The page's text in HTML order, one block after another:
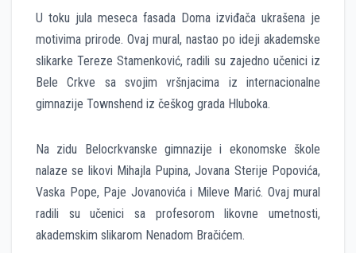
U toku jula meseca fasada Doma izviđača ukrašena je
motivima prirode. Ovaj mural, nastao po ideji akademske
slikarke Tereze Stamenković, radili su zajedno učenici iz
Bele Crkve sa svojim vršnjacima iz internacionalne
gimnazije Townshend iz češkog grada Hluboka.
Na zidu Belocrkvanske gimnazije i ekonomske škole
nalaze se likovi Mihajla Pupina, Jovana Sterije Popovića,
Vaska Pope, Paje Jovanovića i Mileve Marić. Ovaj mural
radili su učenici sa profesorom likovne umetnosti,
akademskim slikarom Nenadom Bračićem.